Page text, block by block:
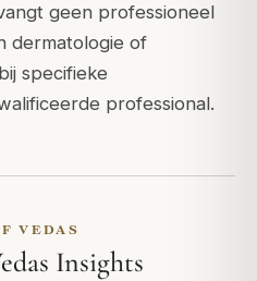
geen professioneel
dermatologie of
specifieke
professional.
VEDAS
Insights